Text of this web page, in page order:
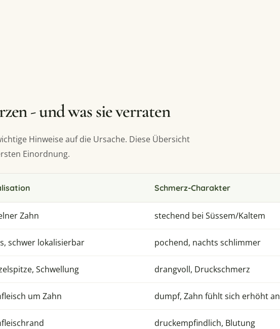
- und was sie verraten
Hinweise auf die Ursache. Diese Übersicht
Einordnung.
Schmerz-Charakter
Zahn stechend bei Süssem/Kaltem
schwer lokalisierbar pochend, nachts schlimmer
Schwellung drangvoll, Druckschmerz
um Zahn dumpf, Zahn fühlt sich erhöht an
druckempfindlich, Blutung